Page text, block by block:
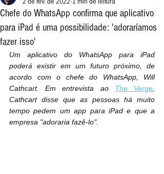
Chefe do WhatsApp confirma que aplicativo
para iPad é uma possibilidade: 'adoraríamos
fazer isso'
2 de fev. de 2022 1 min de leitura
Um aplicativo do WhatsApp para iPad
poderá existir em um futuro próximo, de
acordo com o chefe do WhatsApp, Will
Cathcart. Em entrevista ao The Verge
Cathcart disse que as pessoas há muito
tempo pedem um app para ‌iPad‌ e que a
empresa "adoraria fazê-lo".